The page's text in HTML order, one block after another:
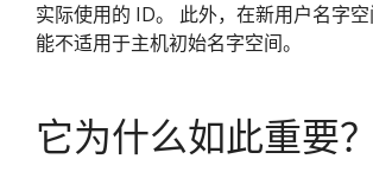
实际使用的 ID。 此外，在新用户名字
能不适用于主机初始名字空间。
它为什么如此重要？